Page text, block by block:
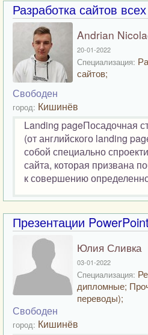
Разработка сайтов
Andrian
20-01-2022
Специализация:
сайтов;
Свободен
город: Кишинёв
Landing pageПосадочная
(от английского landing
собой специально
сайта, которая призвана
к совершению
Презентации PowerPoint
Юлия Сливка
03-01-2022
Специализация:
дипломные;
переводы);
Свободен
город: Кишинёв